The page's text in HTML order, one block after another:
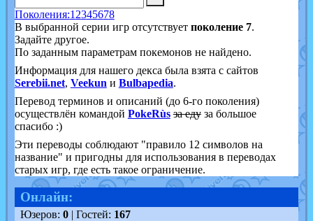
Поколения:1 2345678
В выбранной серии игр отсутствует поколение 7.
Задайте другое.
По заданным параметрам покемонов не найдено.
Информация для нашего декса была взята с сайтов
Serebii.net, Veekun и Bulbapedia.
Перевод терминов и описаний (до 6-го поколения)
осуществлён командой PokeRùs за едуза большое
спасибо :)
Эти переводы соблюдают "правило 12 символов на
название" и пригодны для использования в переводах
старых игр, где есть такое ограничение.
Онлайн:
Юзеров: 0| Гостей: 167